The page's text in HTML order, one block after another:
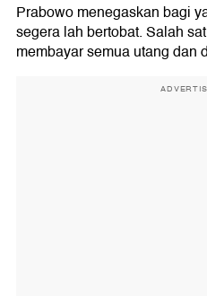
Prabowo menegaskan bagi
segera lah bertobat. Salah
membayar semua utang dan